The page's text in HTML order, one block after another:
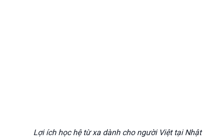
Lợi ích học hệ từ xa dành cho người Việt tại Nhật